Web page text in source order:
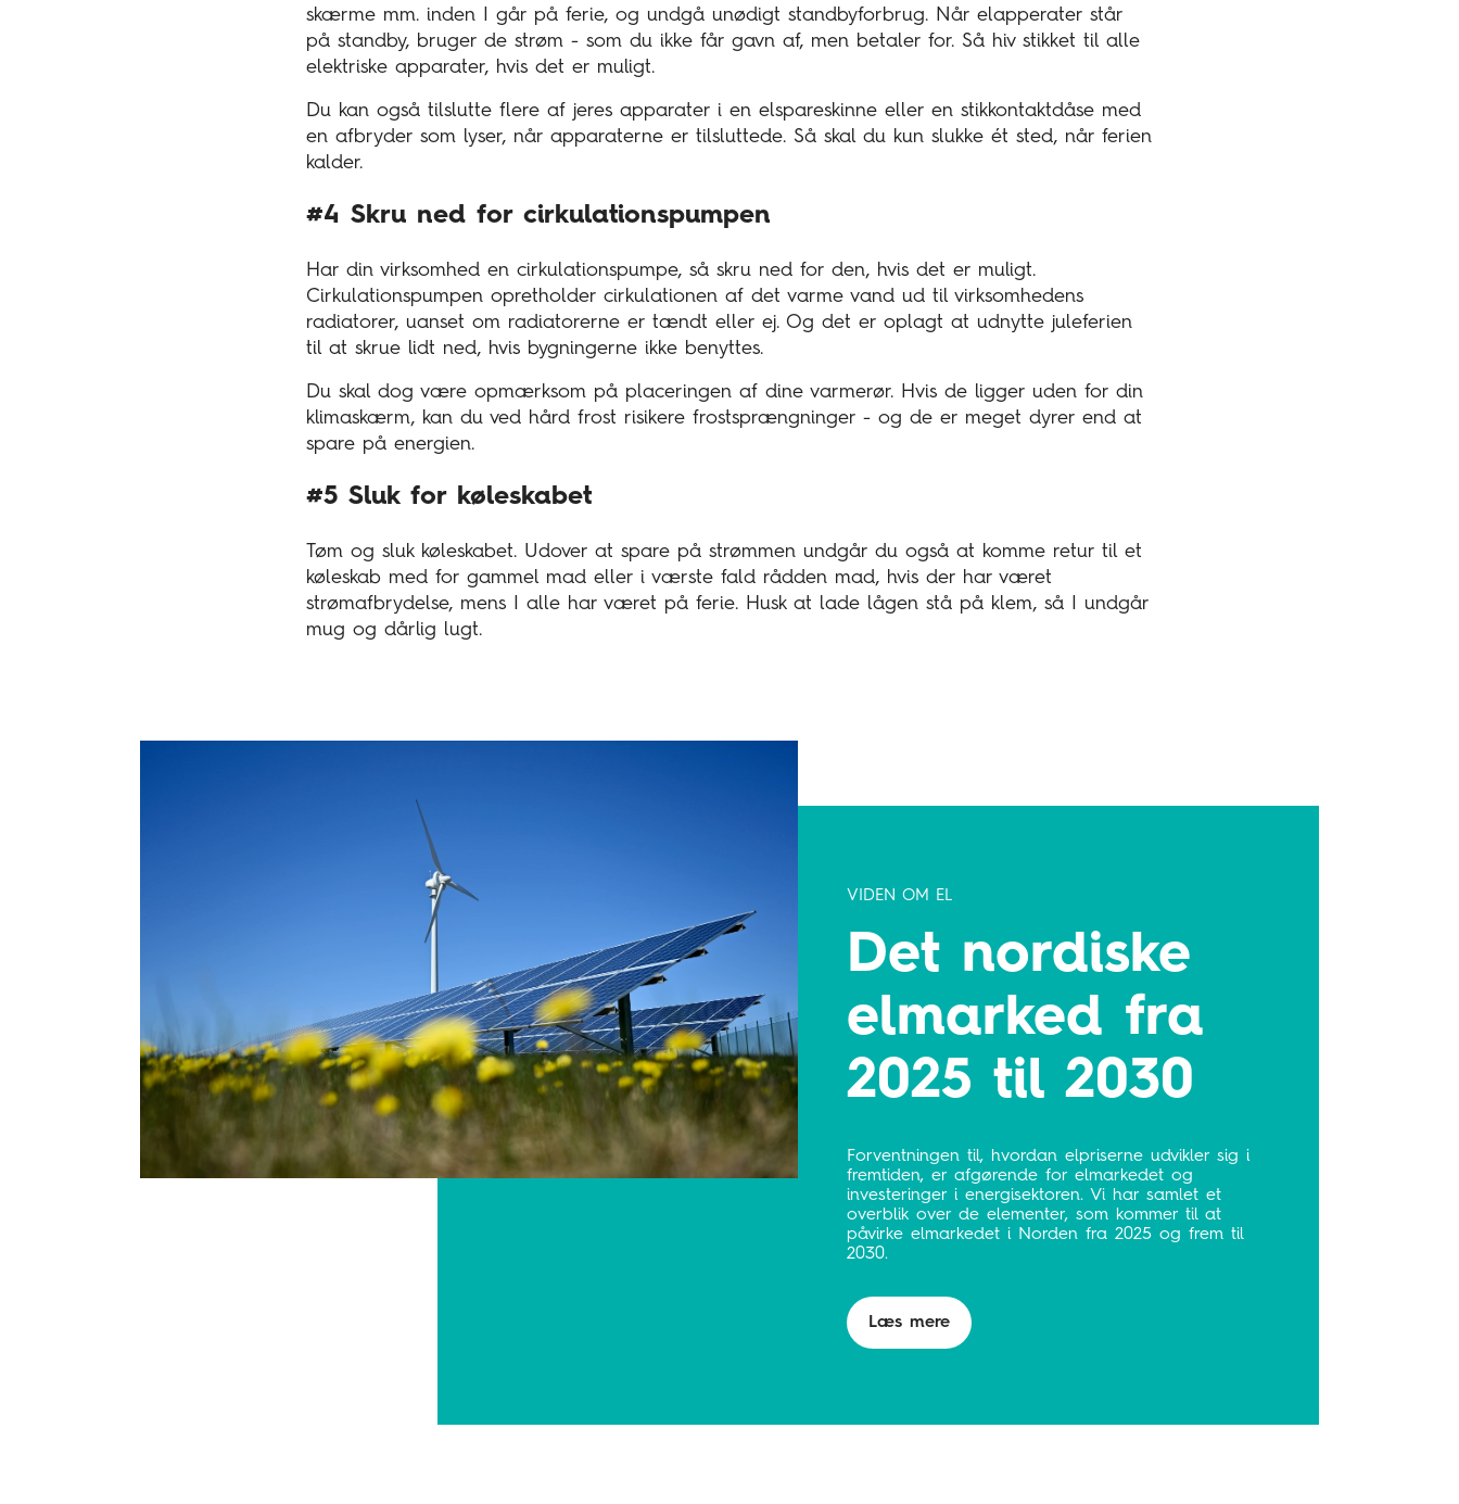
skærme mm. inden I går på ferie, og undgå unødigt standbyforbrug. Når elapperater står
på standby, bruger de strøm - som du ikke får gavn af, men betaler for. Så hiv stikket til alle
elektriske apparater, hvis det er muligt.
Du kan også tilslutte flere af jeres apparater i en elspareskinne eller en stikkontaktdåse med
en afbryder som lyser, når apparaterne er tilsluttede. Så skal du kun slukke ét sted, når ferien
kalder.
#4 Skru ned for cirkulationspumpen
Har din virksomhed en cirkulationspumpe, så skru ned for den, hvis det er muligt.
Cirkulationspumpen opretholder cirkulationen af det varme vand ud til virksomhedens
radiatorer, uanset om radiatorerne er tændt eller ej. Og det er oplagt at udnytte juleferien
til at skrue lidt ned, hvis bygningerne ikke benyttes.
Du skal dog være opmærksom på placeringen af dine varmerør. Hvis de ligger uden for din
klimaskærm, kan du ved hård frost risikere frostsprængninger - og de er meget dyrer end at
spare på energien.
#5 Sluk for køleskabet
Tøm og sluk køleskabet. Udover at spare på strømmen undgår du også at komme retur til et
køleskab med for gammel mad eller i værste fald rådden mad, hvis der har været
strømafbrydelse, mens I alle har været på ferie. Husk at lade lågen stå på klem, så I undgår
mug og dårlig lugt.
VIDEN OM EL
Det nordiske
elmarked fra
2025 til 2030
Forventningen til, hvordan elpriserne udvikler sig i
fremtiden, er afgørende for elmarkedet og
investeringer i energisektoren. Vi har samlet et
overblik over de elementer, som kommer til at
påvirke elmarkedet i Norden fra 2025 og frem til
2030.
Læs mere